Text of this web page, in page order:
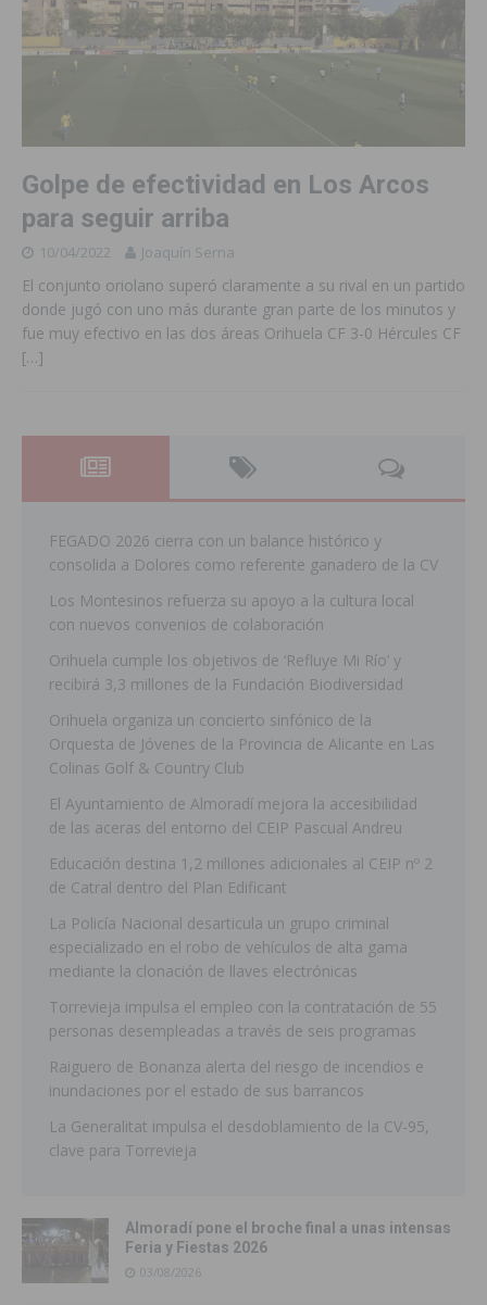
Golpe de efectividad en Los Arcos
para seguir arriba
10/04/2022 Joaquín Serna
El conjunto oriolano superó claramente a su rival en un partido
donde jugó con uno más durante gran parte de los minutos y
fue muy efectivo en las dos áreas Orihuela CF 3-0 Hércules CF
[…]
FEGADO 2026 cierra con un balance histórico y
consolida a Dolores como referente ganadero de la CV
Los Montesinos refuerza su apoyo a la cultura local
con nuevos convenios de colaboración
Orihuela cumple los objetivos de ‘Refluye Mi Río’ y
recibirá 3,3 millones de la Fundación Biodiversidad
Orihuela organiza un concierto sinfónico de la
Orquesta de Jóvenes de la Provincia de Alicante en Las
Colinas Golf & Country Club
El Ayuntamiento de Almoradí mejora la accesibilidad
de las aceras del entorno del CEIP Pascual Andreu
Educación destina 1,2 millones adicionales al CEIP nº 2
de Catral dentro del Plan Edificant
La Policía Nacional desarticula un grupo criminal
especializado en el robo de vehículos de alta gama
mediante la clonación de llaves electrónicas
Torrevieja impulsa el empleo con la contratación de 55
personas desempleadas a través de seis programas
Raiguero de Bonanza alerta del riesgo de incendios e
inundaciones por el estado de sus barrancos
La Generalitat impulsa el desdoblamiento de la CV-95,
clave para Torrevieja
Almoradí pone el broche final a unas intensas
Feria y Fiestas 2026
03/08/2026